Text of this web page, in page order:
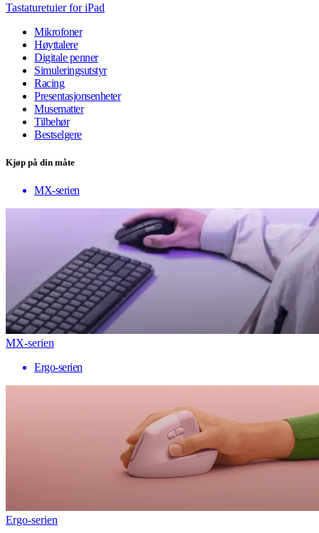
Tastaturetuier for iPad
Mikrofoner
Høyttalere
Digitale penner
Simuleringsutstyr
Racing
Presentasjonsenheter
Musematter
Tilbehør
Bestselgere
Kjøp på din måte
MX-serien
MX-serien
Ergo-serien
Ergo-serien